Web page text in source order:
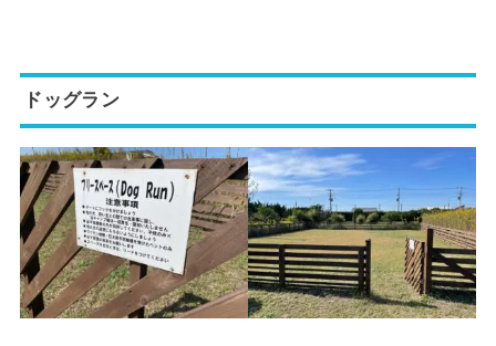
ドッグラン